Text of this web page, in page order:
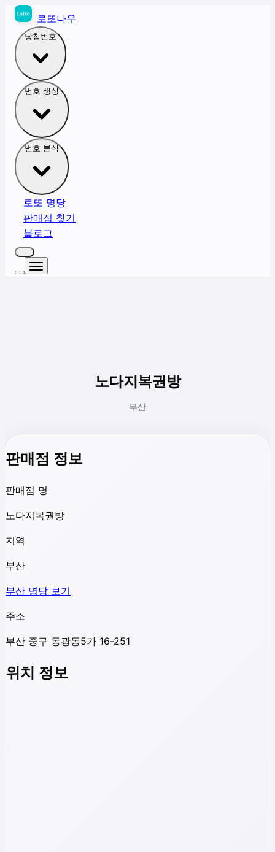
로또나우
당첨번호
번호 생성
번호 분석
로또 명당
판매점 찾기
블로그
노다지복권방
부산
판매점 정보
판매점 명
노다지복권방
지역
부산
부산 명당 보기
주소
부산 중구 동광동5가 16-251
위치 정보